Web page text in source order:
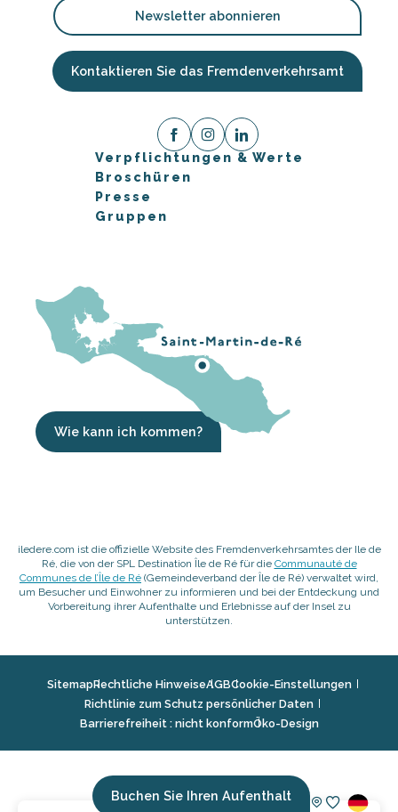
Buchen Sie Ihren Aufenthalt
Newsletter abonnieren
Kontaktieren Sie das Fremdenverkehrsamt
Verpflichtungen & Werte
Broschüren
Presse
Gruppen
Wie kann ich kommen?
iledere.com ist die offizielle Website des Fremdenverkehrsamtes der Ile de
Ré, die von der SPL Destination Île de Ré für die Communauté de
Communes de l’Île de Ré (Gemeindeverband der Île de Ré) verwaltet wird,
um Besucher und Einwohner zu informieren und bei der Entdeckung und
Vorbereitung ihrer Aufenthalte und Erlebnisse auf der Insel zu
unterstützen.
SitemapRechtliche HinweiseAGBCookie-Einstellungen
Richtlinie zum Schutz persönlicher Daten
Barrierefreiheit : nicht konformÖko-Design